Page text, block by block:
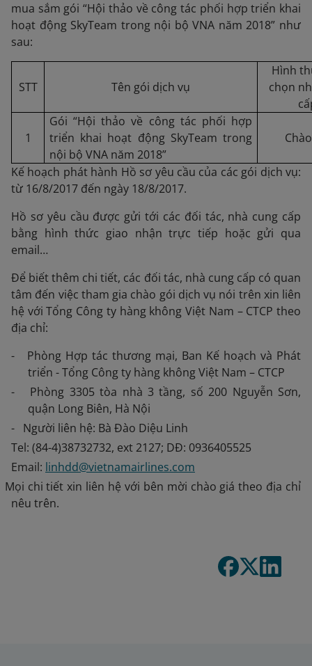
mua sắm gói “Hội thảo về công tác phối hợp triển khai
hoạt động SkyTeam trong nội bộ VNA năm 2018” như
sau:
STT Tên gói dịch vụ
Hình
chọn
1
Gói “Hội thảo về công tác phối hợp
triển khai hoạt động SkyTeam trong
nội bộ VNA năm 2018”
Kế hoạch phát hành Hồ sơ yêu cầu của các gói dịch vụ:
từ 16/8/2017 đến ngày 18/8/2017.
Hồ sơ yêu cầu được gửi tới các đối tác, nhà cung cấp
bằng hình thức giao nhận trực tiếp hoặc gửi qua
email…
Để biết thêm chi tiết, các đối tác, nhà cung cấp có quan
tâm đến việc tham gia chào gói dịch vụ nói trên xin liên
hệ với Tổng Công ty hàng không Việt Nam – CTCP theo
địa chỉ:
- Phòng Hợp tác thương mại, Ban Kế hoạch và Phát
triển - Tổng Công ty hàng không Việt Nam – CTCP
- Phòng 3305 tòa nhà 3 tầng, số 200 Nguyễn Sơn,
quận Long Biên, Hà Nội
- Người liên hệ: Bà Đào Diệu Linh
Tel: (84-4)38732732, ext 2127; DĐ: 0936405525
Email: linhdd@vietnamairlines.com
chi tiết xin liên hệ với bên mời chào giá theo địa chỉ
nêu trên.